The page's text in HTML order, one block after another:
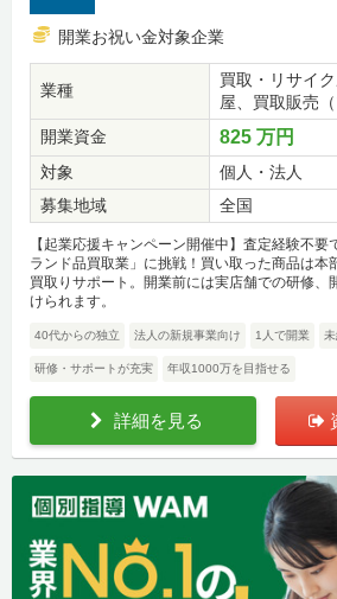
開業お祝い金対象企業
業種
買取・リサイ
屋、買取販売
開業資金
825 万円
対象
個人・法人
募集地域
全国
【起業応援キャンペーン開催中】査定経験不
ランド品買取業」に挑戦！買い取った商品は本
買取りサポート。開業前には実店舗での研修、
けられます。
40代からの独立 法人の新規事業向け 1人で開業
研修・サポートが充実 年収1000万を目指せる
詳細を見る